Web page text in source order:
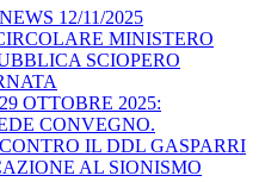
12/11/2025
MINISTERO
SCIOPERO
OTTOBRE 2025:
CONVEGNO.
IL DDL GASPARRI
AL SIONISMO